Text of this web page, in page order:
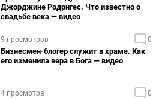
Джорджине Родригес. Что известно о
свадьбе века — видео
9 просмотров 0
Бизнесмен-блогер служит в храме. Как
его изменила вера в Бога — видео
4 просмотра 0